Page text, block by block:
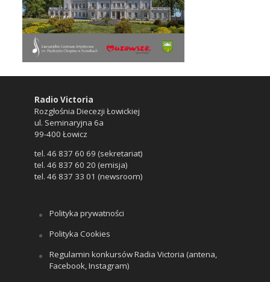
Radio Victoria
Rozgłośnia Diecezji Łowickiej
ul. Seminaryjna 6a
99-400 Łowicz
tel. 46 837 60 69 (sekretariat)
tel. 46 837 60 20 (emisja)
tel. 46 837 33 01 (newsroom)
Polityka prywatności
Polityka Cookies
Regulamin konkursów Radia Victoria (antena,
Facebook, Instagram)